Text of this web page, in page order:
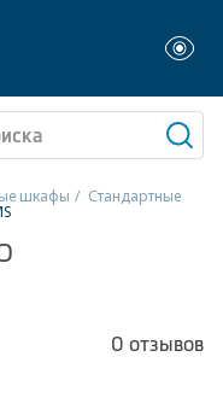
шкафы Стандартные
0 отзывов